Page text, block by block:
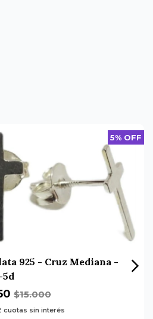
5% OFF
925 - Cruz Mediana -
5d
$15.000
cuotas sin interés